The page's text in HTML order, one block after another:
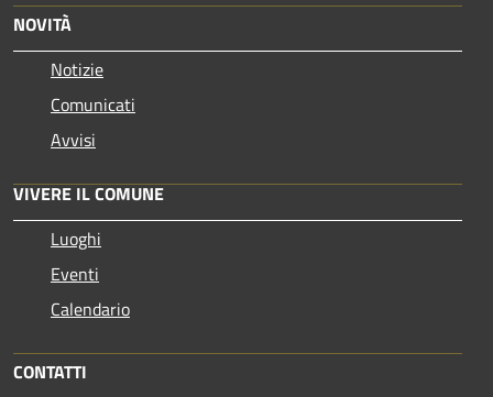
NOVITÀ
Notizie
Comunicati
Avvisi
VIVERE IL COMUNE
Luoghi
Eventi
Calendario
CONTATTI